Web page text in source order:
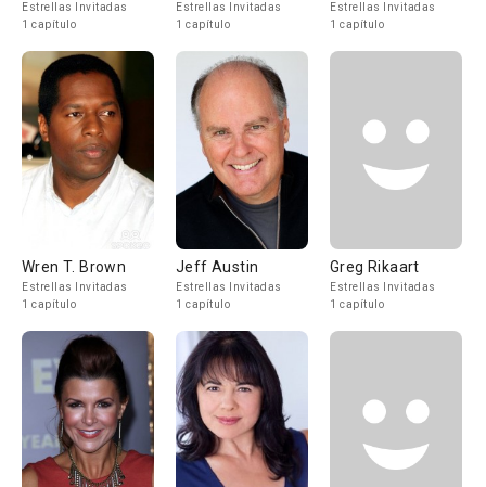
Estrellas Invitadas
1 capítulo
Estrellas Invitadas
1 capítulo
Estrellas Invitadas
1 capítulo
Wren T. Brown
Estrellas Invitadas
1 capítulo
Jeff Austin
Estrellas Invitadas
1 capítulo
Greg Rikaart
Estrellas Invitadas
1 capítulo